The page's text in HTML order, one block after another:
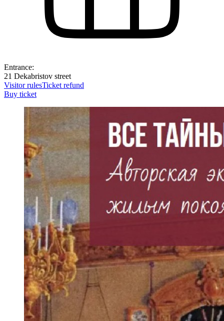
Entrance:
21 Dekabristov street
Visitor rulesTicket refund
Buy ticket